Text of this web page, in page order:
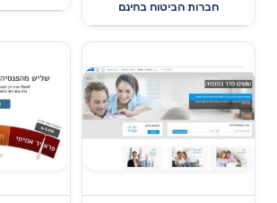
חברות הביטוח בחינם